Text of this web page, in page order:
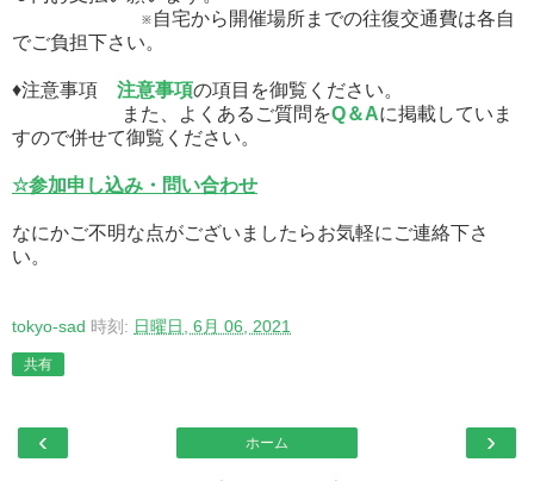
※自宅から開催場所までの往復交通費は各自
でご負担下さい。
♦注意事項 注意事項の項目を御覧ください。
また、よくあるご質問をQ＆Aに掲載していま
すので併せて御覧ください。
☆参加申し込み・問い合わせ
なにかご不明な点がございましたらお気軽にご連絡下さ
い。
tokyo-sad 時刻: 日曜日, 6月 06, 2021
共有
‹ ›
ホーム